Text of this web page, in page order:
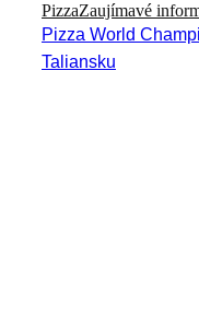
PizzaZaujímavé
Pizza World
Taliansku